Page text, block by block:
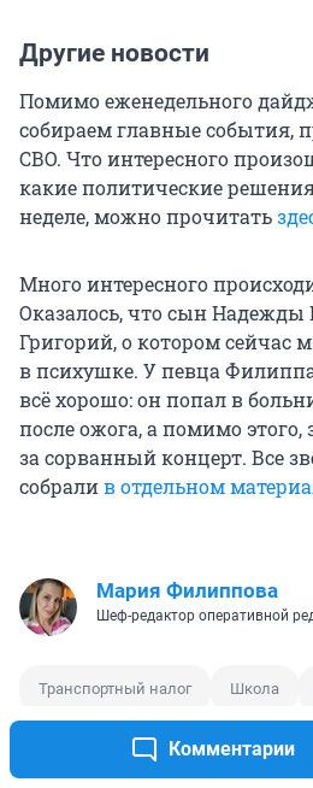
Комментарии
Другие новости
Помимо еженедельного
собираем главные события,
СВО. Что интересного
какие политические
неделе, можно прочитать
Много интересного
Оказалось, что сын
Григорий, о котором сейчас
в психушке. У певца
всё хорошо: он попал в
после ожога, а помимо
за сорванный концерт. Все
собралив отдельном
Мария Филиппова
Шеф-редактор оперативной
Транспортный налог Школа